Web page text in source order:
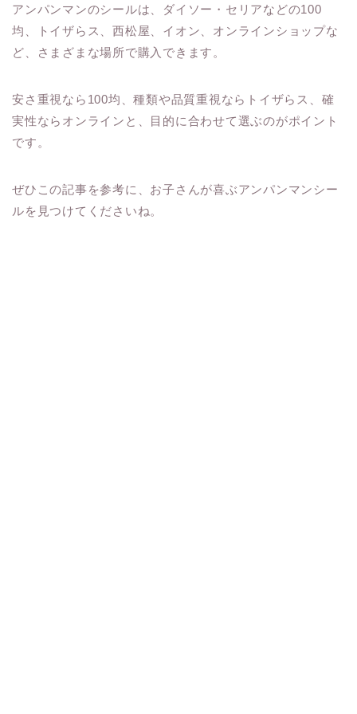
アンパンマンのシールは、ダイソー・セリアなどの100
均、トイザらス、西松屋、イオン、オンラインショップな
ど、さまざまな場所で購入できます。
安さ重視なら100均、種類や品質重視ならトイザらス、確
実性ならオンラインと、目的に合わせて選ぶのがポイント
です。
ぜひこの記事を参考に、お子さんが喜ぶアンパンマンシー
ルを見つけてくださいね。